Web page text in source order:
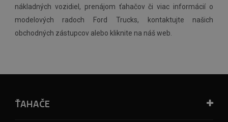
nákladných vozidiel, prenájom ťahačov či viac informácií o
modelových radoch Ford Trucks, kontaktujte našich
obchodných zástupcov alebo kliknite na náš web.
ŤAHAČE